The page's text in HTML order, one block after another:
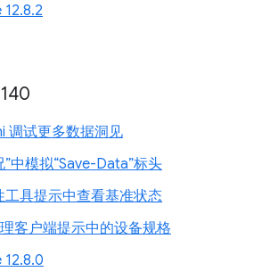
调试更多数据洞见
”中模拟“Save-Data”标头
工具提示中查看基准状态
客户端提示中的设备规格